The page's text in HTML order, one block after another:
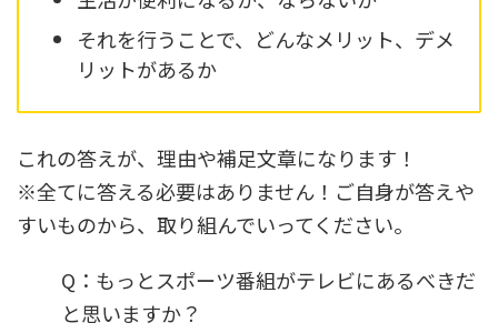
それを行うことで、どんなメリット、デメ
リットがあるか
これの答えが、理由や補足文章になります！
※全てに答える必要はありません！ご自身が答えや
すいものから、取り組んでいってください。
Q：もっとスポーツ番組がテレビにあるべきだ
と思いますか？